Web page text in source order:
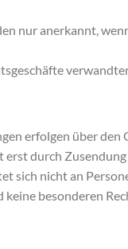
nur anerkannt,
erfolgen über den
erst durch
sich nicht an
besonderen